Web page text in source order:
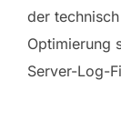
der
Optimierung
Server-Log-